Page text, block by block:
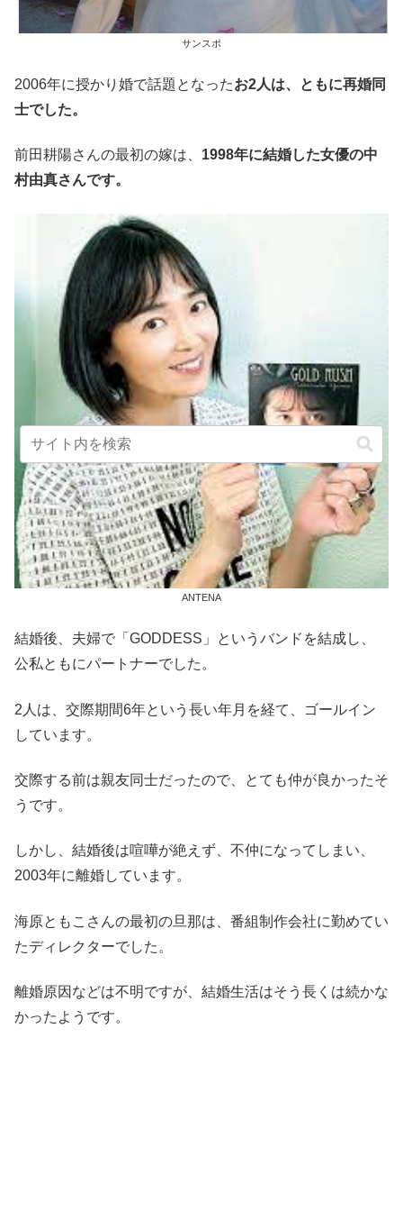
サンスポ
2006年に授かり婚で話題となったお2人は、ともに再婚同
士でした。
前田耕陽さんの最初の嫁は、 1998年に結婚した女優の中
村由真さんです。
ANTENA
結婚後、夫婦で「GODDESS」というバンドを結成し、
公私ともにパートナーでした。
2人は、交際期間6年という長い年月を経て、ゴールイン
しています。
交際する前は親友同士だったので、とても仲が良かったそ
うです。
しかし、結婚後は喧嘩が絶えず、不仲になってしまい、
2003年に離婚しています。
海原ともこさんの最初の旦那は、番組制作会社に勤めてい
たディレクターでした。
離婚原因などは不明ですが、結婚生活はそう長くは続かな
かったようです。